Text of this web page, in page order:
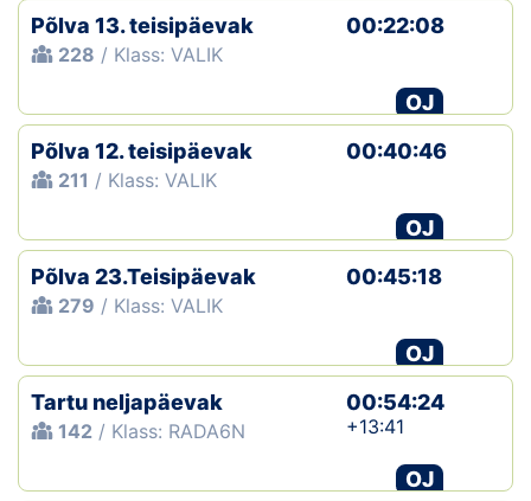
Põlva 13. teisipäevak
228 / Klass: VALIK
00:22:08
OJ
Põlva 12. teisipäevak
211 / Klass: VALIK
00:40:46
OJ
Põlva 23.Teisipäevak
279 / Klass: VALIK
00:45:18
OJ
Tartu neljapäevak
142 / Klass: RADA6N
00:54:24
+13:41
OJ